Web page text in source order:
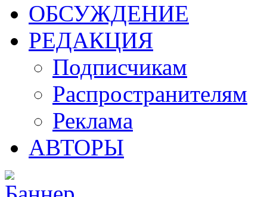
ОБСУЖДЕНИЕ
РЕДАКЦИЯ
Подписчикам
Распространителям
Реклама
АВТОРЫ